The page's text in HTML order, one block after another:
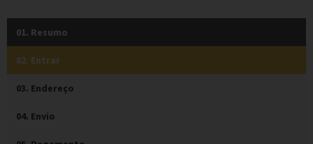
01. Resumo
02. Entrar
03. Endereço
04. Envio